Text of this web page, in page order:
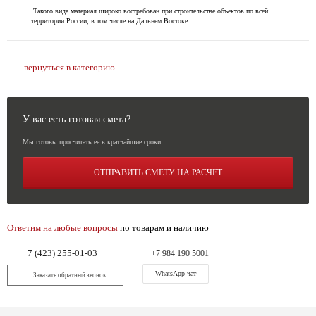
Такого вида материал широко востребован при строительстве объектов по всей
территории России, в том числе на Дальнем Востоке.
вернуться в категорию
У вас есть готовая смета?
Мы готовы просчитать ее в кратчайшие сроки.
ОТПРАВИТЬ СМЕТУ НА РАСЧЕТ
Ответим на любые вопросы по товарам и наличию
+7 (423) 255-01-03
Заказать обратный звонок
+7 984 190 5001
WhatsApp чат